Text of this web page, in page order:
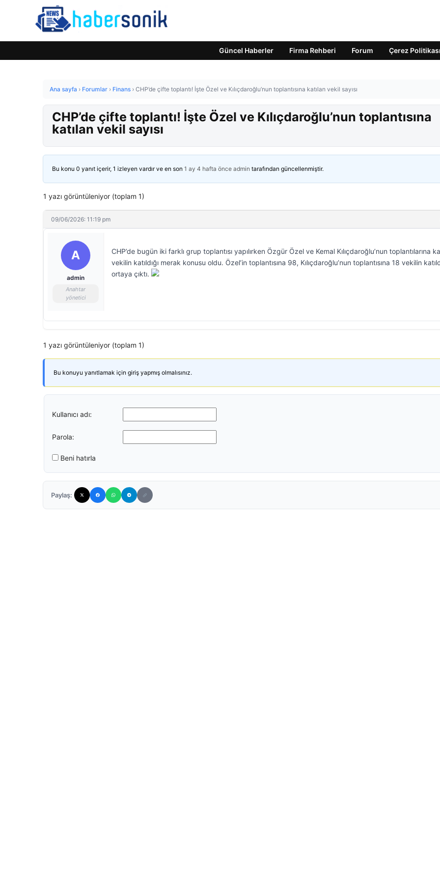
Güncel Haberler Firma Rehberi Forum Çerez Politikası
Ana sayfa › Forumlar › Finans › CHP’de çifte toplantı! İşte Özel ve Kılıçdaroğlu’nun toplantısına katılan vekil sayısı
CHP’de çifte toplantı! İşte Özel ve Kılıçdaroğlu’nun toplantısına
katılan vekil sayısı
Bu konu 0 yanıt içerir, 1 izleyen vardır ve en son 1 ay 4 hafta önce admin tarafından güncellenmiştir.
1 yazı görüntüleniyor (toplam 1)
09/06/2026: 11:19 pm
A
admin
Anahtar
yönetici
CHP’de bugün iki farklı grup toplantısı yapılırken Özgür Özel ve Kemal Kılıçdaroğlu’nun toplantılarına
vekilin katıldığı merak konusu oldu. Özel’in toplantısına 98, Kılıçdaroğlu’nun toplantısına 18 vekilin
ortaya çıktı.
1 yazı görüntüleniyor (toplam 1)
Bu konuyu yanıtlamak için giriş yapmış olmalısınız.
Kullanıcı adı:
Parola:
Beni hatırla
Paylaş: